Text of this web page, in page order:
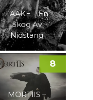
TAAKE – En
Skog Av
Nidstang
MORTIIS –
8